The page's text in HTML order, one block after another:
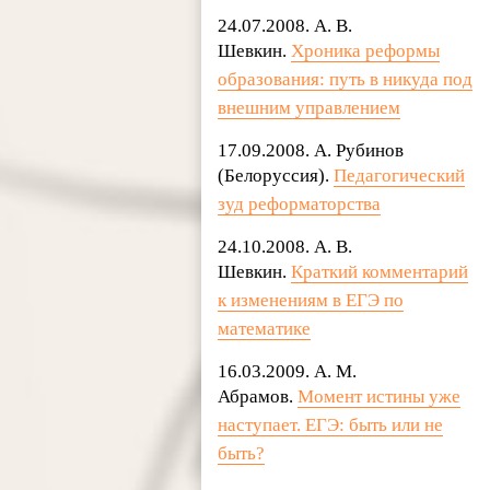
24.07.2008. А. В.
Шевкин.Хроника реформы
образования: путь в никуда под
внешним управлением
17.09.2008. А. Рубинов
(Белоруссия).Педагогический
зуд реформаторства
24.10.2008. А. В.
Шевкин.Краткий комментарий
к изменениям в ЕГЭ по
математике
16.03.2009. А. М.
Абрамов.Момент истины уже
наступает. ЕГЭ: быть или не
быть?